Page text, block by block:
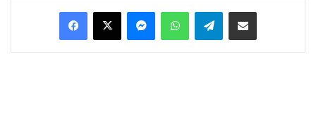
Facebook
X MessengerWhatsAppTelegramCondividi via Email